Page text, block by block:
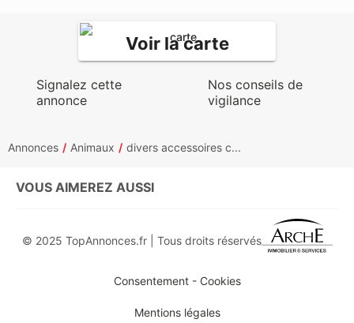
Voir la carte
Signalez cette
annonce
Nos conseils de
vigilance
Annonces Animaux divers accessoires c...
VOUS AIMEREZ AUSSI
© 2025 TopAnnonces.fr | Tous droits réservés
Consentement - Cookies
Mentions légales